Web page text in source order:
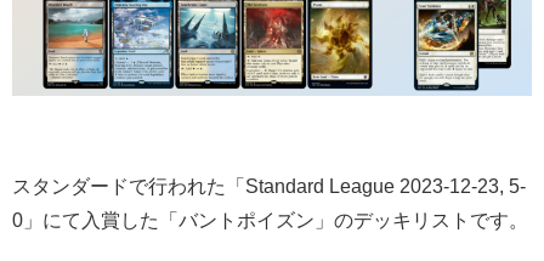
スタンダードで行われた「Standard League 2023-12-23, 5-
0」にて入賞した「バントポイズン」のデッキリストです。